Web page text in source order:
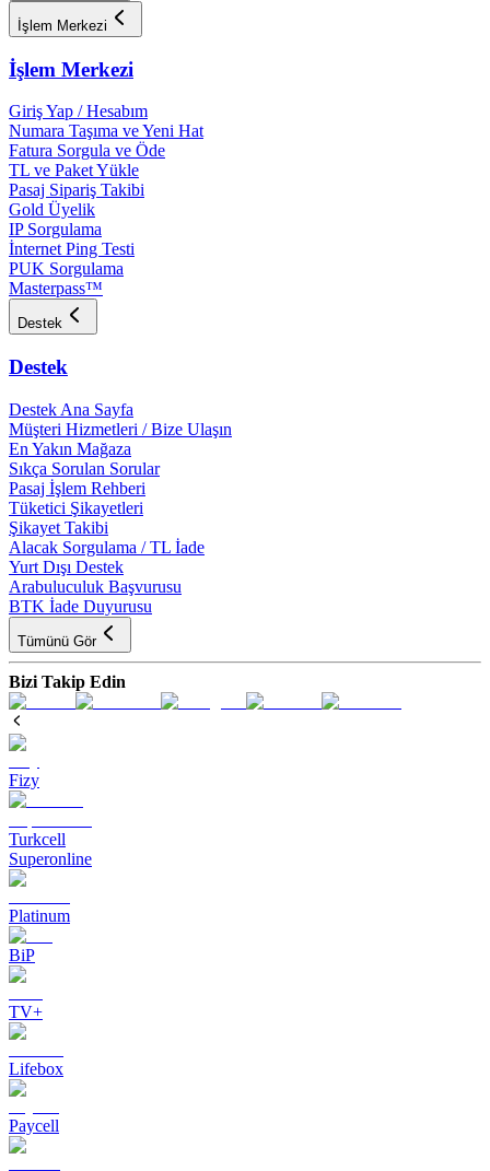
İşlem Merkezi
İşlem Merkezi
Giriş Yap / Hesabım
Numara Taşıma ve Yeni Hat
Fatura Sorgula ve Öde
TL ve Paket Yükle
Pasaj Sipariş Takibi
Gold Üyelik
IP Sorgulama
İnternet Ping Testi
PUK Sorgulama
Masterpass™
Destek
Destek
Destek Ana Sayfa
Müşteri Hizmetleri / Bize Ulaşın
En Yakın Mağaza
Sıkça Sorulan Sorular
Pasaj İşlem Rehberi
Tüketici Şikayetleri
Şikayet Takibi
Alacak Sorgulama / TL İade
Yurt Dışı Destek
Arabuluculuk Başvurusu
BTK İade Duyurusu
Tümünü Gör
Bizi Takip Edin
Fizy
Turkcell
Superonline
Platinum
BiP
TV+
Lifebox
Paycell